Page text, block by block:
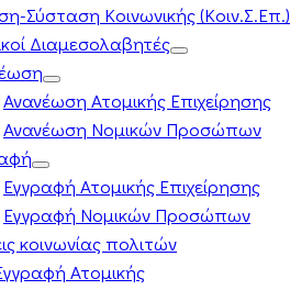
Σύσταση Κοινωνικής (Κοιν.Σ.Επ.)
Διαμεσολαβητές
Ανανέωση Ατομικής Επιχείρησης
Ανανέωση Νομικών Προσώπων
Εγγραφή Ατομικής Επιχείρησης
Εγγραφή Νομικών Προσώπων
κοινωνίας πολιτών
Ατομικής